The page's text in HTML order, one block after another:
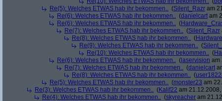
Re(5): Welches ETWAS hab ihr bekommen.. (Silent_Razr am
Re(6): Welches ETWAS hab ihr bekommen.. (danielcart am
Re(6): Welches ETWAS hab ihr bekommen.. (
Re(7): Welches ETWAS hab ihr bekommen.. (Silent_Razr
Re(8): Welches ETWAS hab ihr bekommen.. (
Re(9): Welches ETWAS hab ihr bekommen.. (
Re(10): Welches ETWAS hab ihr bekommen.. (
Re(6): Welches ETWAS hab ihr bekommen.. ( laservision am
Re(7): Welches ETWAS hab ihr bekommen.. (danielcart
Re(8): Welches ETWAS hab ihr bekommen.. (
Re(5): Welches ETWAS hab ihr bekommen.. (monster23 am
Re(3): Welches ETWAS hab ihr bekommen.. (Kalif22 am
Re(4): Welches ETWAS hab ihr bekommen.. (skyreacher am